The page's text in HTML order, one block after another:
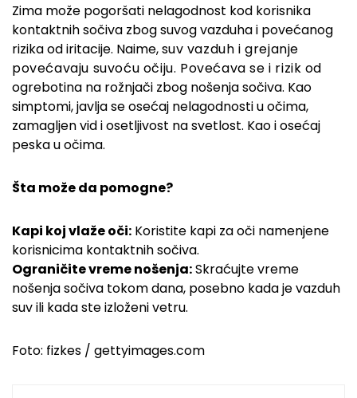
Zima može pogoršati nelagodnost kod korisnika
kontaktnih sočiva zbog suvog vazduha i povećanog
rizika od iritacije. Naime, suv vazduh i grejanje
povećavaju suvoću očiju. Povećava se i rizikod
ogrebotina na rožnjači zbog nošenja sočiva. Kao
simptomi, javlja se osećaj nelagodnosti u očima,
zamagljen vid i osetljivost na svetlost. Kao i osećaj
peska u očima.
Šta može da pomogne?
Kapi koj vlaže oči: Koristite kapi za oči namenjene
korisnicima kontaktnih sočiva.
Ograničite vreme nošenja:Skraćujte vreme
nošenja sočiva tokom dana, posebno kada je vazduh
suv ili kada ste izloženi vetru.
Foto: fizkes / gettyimages.com